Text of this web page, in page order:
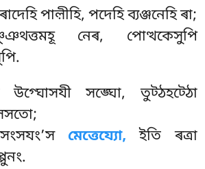
পাল়ীহি, পদেহি ব্যঞ্জনেহি ৰা;
নেৰ, পোত্থকেসুপি
উগ্ঘোসযী সঙ্ঘো, তুট্ঠহট্ঠো
মেত্তেয্যো, ইতি ৰত্ৰা